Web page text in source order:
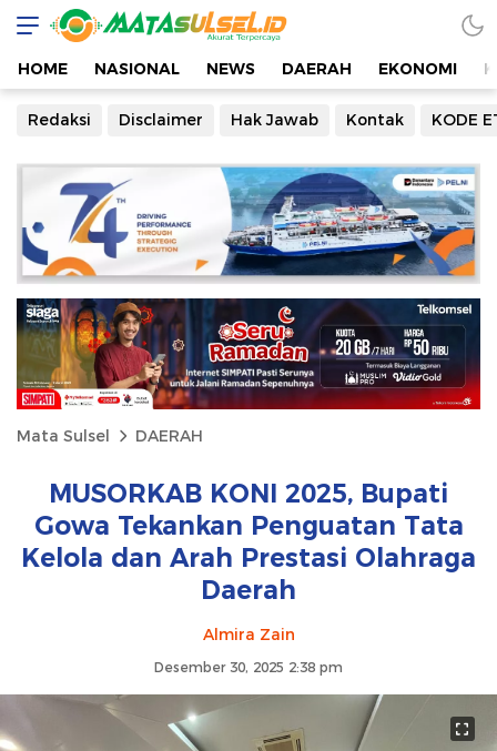
HOME NASIONAL NEWS DAERAH EKONOMI
Redaksi Disclaimer Hak Jawab Kontak KODE
Mata Sulsel DAERAH
MUSORKAB KONI 2025, Bupati
Gowa Tekankan Penguatan Tata
Kelola dan Arah Prestasi Olahraga
Daerah
Almira Zain
Desember 30, 2025 2:38 pm